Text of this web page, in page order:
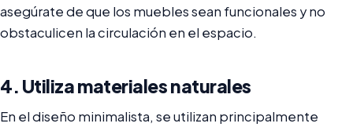
asegúrate de que los muebles sean funcionales y no
obstaculicen la circulación en el espacio.
4. Utiliza materiales naturales
En el diseño minimalista, se utilizan principalmente